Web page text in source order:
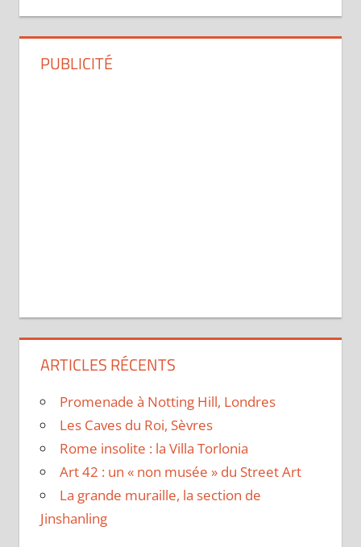
PUBLICITÉ
ARTICLES RÉCENTS
Promenade à Notting Hill, Londres
Les Caves du Roi, Sèvres
Rome insolite : la Villa Torlonia
Art 42 : un « non musée » du Street Art
La grande muraille, la section de
Jinshanling